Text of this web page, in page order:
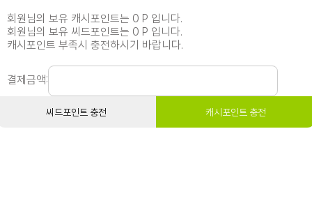
회원님의 보유 캐시포인트는 0 P 입니다.
회원님의 보유 씨드포인트는 0 P 입니다.
캐시포인트 부족시 충전하시기 바랍니다.
결제금액:
씨드포인트 충전 캐시포인트 충전